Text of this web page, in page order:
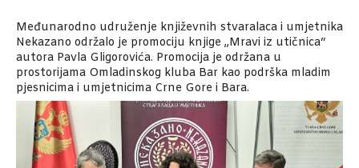
Međunarodno udruženje književnih stvaralaca i umjetnika
Nekazano održalo je promociju knjige „Mravi iz utičnica“
autora Pavla Gligorovića. Promocija je održana u
prostorijama Omladinskog kluba Bar kao podrška mladim
pjesnicima i umjetnicima Crne Gore i Bara.